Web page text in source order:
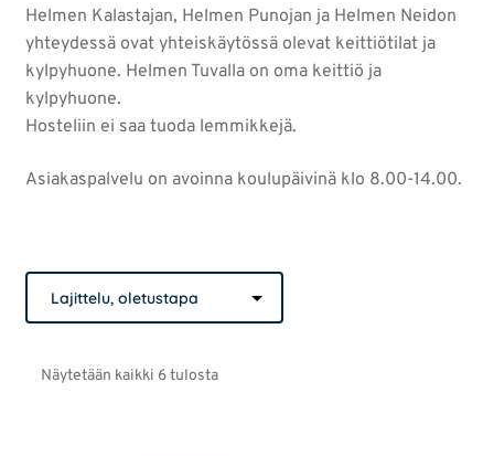
Helmen Kalastajan, Helmen Punojan ja Helmen Neidon
yhteydessä ovat yhteiskäytössä olevat keittiötilat ja
kylpyhuone. Helmen Tuvalla on oma keittiö ja
kylpyhuone.
Hosteliin ei saa tuoda lemmikkejä.
Asiakaspalvelu on avoinna koulupäivinä klo 8.00-14.00.
Näytetään kaikki 6 tulosta